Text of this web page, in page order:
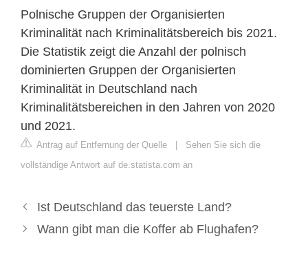
Polnische Gruppen der Organisierten
Kriminalität nach Kriminalitätsbereich bis 2021.
Die Statistik zeigt die Anzahl der polnisch
dominierten Gruppen der Organisierten
Kriminalität in Deutschland nach
Kriminalitätsbereichen in den Jahren von 2020
und 2021.
Antrag auf Entfernung der Quelle | Sehen Sie sich die
vollständige Antwort auf de.statista.com an
Ist Deutschland das teuerste Land?
Wann gibt man die Koffer ab Flughafen?